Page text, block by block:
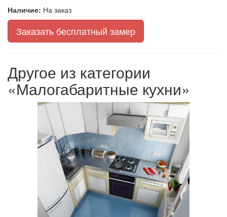
Наличие: На заказ
Заказать бесплатный замер
Другое из категории
«Малогабаритные кухни»